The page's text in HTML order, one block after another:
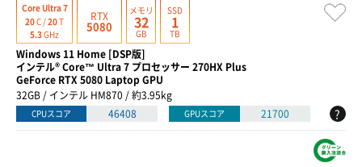
Core Ultra 7
20C /20T
5.3GHz
RTX
5080
メモリ
32
GB
SSD
1
TB
Windows 11 Home [DSP版]
インテル® Core™ Ultra 7 プロセッサー 270HX Plus
GeForce RTX 5080 Laptop GPU
32GB / インテル HM870 / 約3.95kg
CPUスコア 46408 GPUスコア 21700 ?